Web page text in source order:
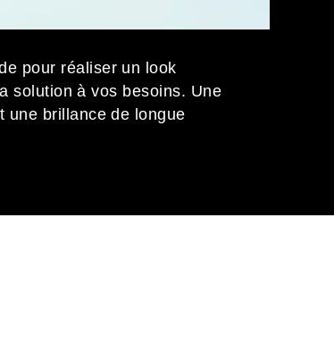
pour réaliser un look
solution à vos besoins. Une
une brillance de longue